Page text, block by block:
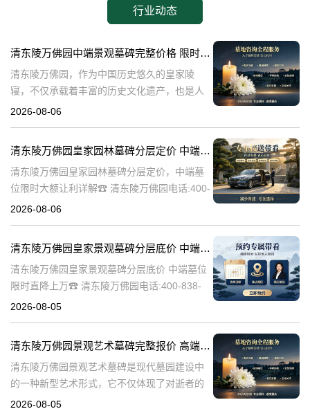
行业动态
清东陵万佛园中端景观墓碑完整价格 限时减免多年管理费详解
清东陵万佛园，作为中国历史悠久的皇家陵
寝，不仅承载着丰富的历史文化遗产，也是人
们缅怀先人、寄托哀思的重要场所。近年来，
清
2026-08-06
清东陵万佛园皇家园林墓碑分层定价 中端墓位限时大额让利详解
清东陵万佛园皇家园林墓碑分层定价，中端墓
位限时大额让利详解☎ 清东陵万佛园电话:400-
838-5063清东陵万佛园，作为中国历史上著名
2026-08-06
清东陵万佛园皇家景观墓碑分层底价 中端墓位限时直降上万
清东陵万佛园皇家景观墓碑分层底价 中端墓位
限时直降上万☎ 清东陵万佛园电话:400-838-
5063清东陵万佛园，作为中国历史上著名的皇
2026-08-05
清东陵万佛园景观艺术墓碑完整报价 高端墓型大额直降活动详解
清东陵万佛园景观艺术墓碑是现代墓园建设中
的一种新型艺术形式，它不仅体现了对逝者的
尊重和缅怀，更是一种文化艺术的传承。本文
2026-08-05